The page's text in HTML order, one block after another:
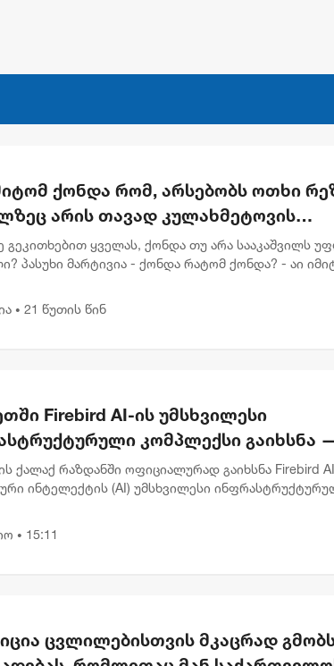
ქონდა რომ, არსებობს ოთხი
არის თავად კულახმეტოვის
- რას წერს გიორგი
გეკითხებით ყველას, ქონდა თუ არა სააკაშვილს
პასუხი მარტივია - ქონდა რატომ ქონდა? - აი
• 21 წუთის წინ
Firebird AI-ის უმსხვილესი
კომპლექსი გაიხსნა —
$5 მილიარდამდე
ქალაქ რაზდანში ოფიციალურად გაიხსნა Firebird
ინტელექტის (AI) უმსხვილესი
• 15:11
ცვლილებისთვის მკაცრად